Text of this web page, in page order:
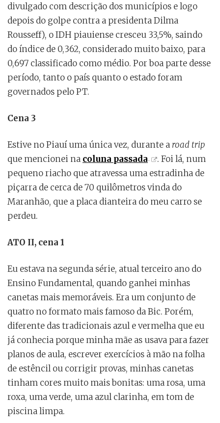
divulgado com descrição dos municípios e logo
depois do golpe contra a presidenta Dilma
Rousseff), o IDH piauiense cresceu 33,5%, saindo
do índice de 0,362, considerado muito baixo, para
0,697 classificado como médio. Por boa parte desse
período, tanto o país quanto o estado foram
governados pelo PT.
Cena 3
Estive no Piauí uma única vez, durante a road trip
que mencionei na coluna passada
. Foi lá, num
pequeno riacho que atravessa uma estradinha de
piçarra de cerca de 70 quilômetros vinda do
Maranhão, que a placa dianteira do meu carro se
perdeu.
ATO II, cena 1
Eu estava na segunda série, atual terceiro ano do
Ensino Fundamental, quando ganhei minhas
canetas mais memoráveis. Era um conjunto de
quatro no formato mais famoso da Bic. Porém,
diferente das tradicionais azul e vermelha que eu
já conhecia porque minha mãe as usava para fazer
planos de aula, escrever exercícios à mão na folha
de estêncil ou corrigir provas, minhas canetas
tinham cores muito mais bonitas: uma rosa, uma
roxa, uma verde, uma azul clarinha, em tom de
piscina limpa.